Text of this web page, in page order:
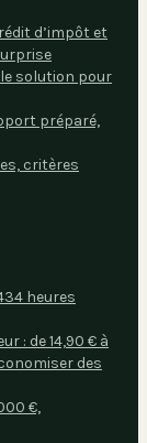
d’impôt et
solution pour
préparé,
critères
heures
: de 14,90 € à
des
€,